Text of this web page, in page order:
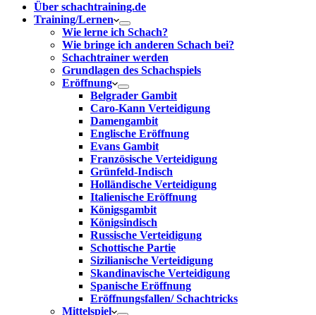
Über schachtraining.de
Training/Lernen
Wie lerne ich Schach?
Wie bringe ich anderen Schach bei?
Schachtrainer werden
Grundlagen des Schachspiels
Eröffnung
Belgrader Gambit
Caro-Kann Verteidigung
Damengambit
Englische Eröffnung
Evans Gambit
Französische Verteidigung
Grünfeld-Indisch
Holländische Verteidigung
Italienische Eröffnung
Königsgambit
Königsindisch
Russische Verteidigung
Schottische Partie
Sizilianische Verteidigung
Skandinavische Verteidigung
Spanische Eröffnung
Eröffnungsfallen/ Schachtricks
Mittelspiel